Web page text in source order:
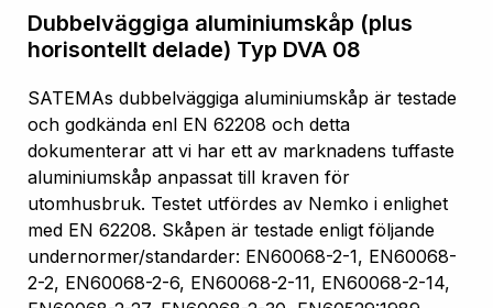
Dubbelväggiga aluminiumskåp (plus
horisontellt delade) Typ DVA 08
SATEMAs dubbelväggiga aluminiumskåp är testade
och godkända enl EN 62208 och detta
dokumenterar att vi har ett av marknadens tuffaste
aluminiumskåp anpassat till kraven för
utomhusbruk. Testet utfördes av Nemko i enlighet
med EN 62208. Skåpen är testade enligt följande
undernormer/standarder: EN60068-2-1, EN60068-
2-2, EN60068-2-6, EN60068-2-11, EN60068-2-14,